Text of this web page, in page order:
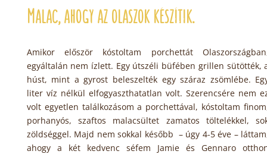
Malac, ahogy az olaszok készítik.
Amikor először kóstoltam porchettát
egyáltalán nem ízlett. Egy útszéli büfében grillen sütötték,
húst, mint a gyrost beleszelték egy száraz zsömlébe.
liter víz nélkül elfogyaszthatatlan volt. Szerencsére nem
volt egyetlen találkozásom a porchettával, kóstoltam
porhanyós, szaftos malacsültet zamatos töltelékkel,
zöldséggel. Majd nem sokkal később – úgy 4-5 éve –
ahogy a két kedvenc séfem Jamie és Gennaro